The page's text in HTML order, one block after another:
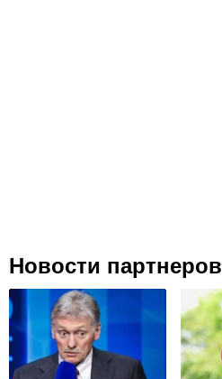
Новости партнеров